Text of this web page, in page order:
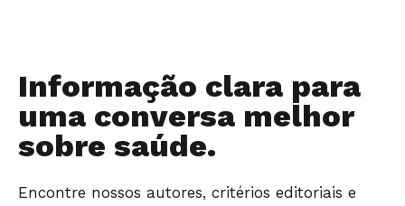
Informação clara para
uma conversa melhor
sobre saúde.
Encontre nossos autores, critérios editoriais e